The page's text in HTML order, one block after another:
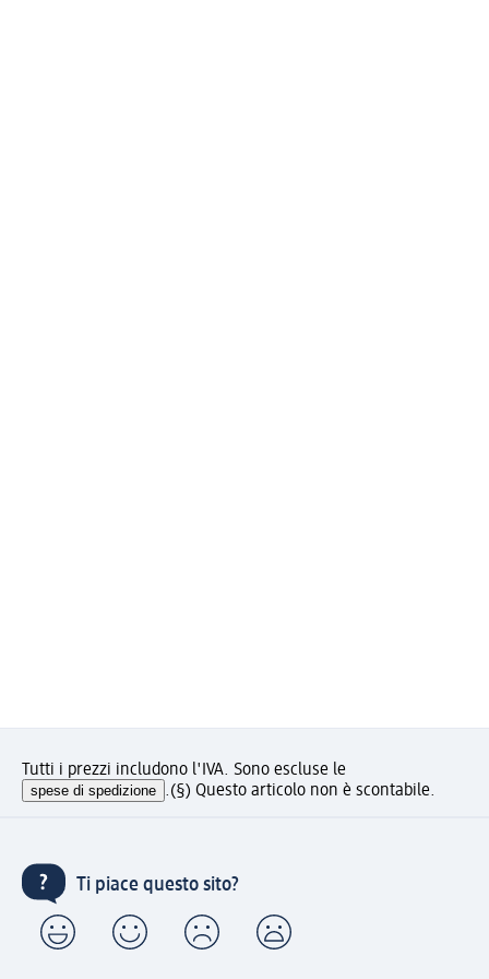
Tutti i prezzi includono l'IVA. Sono escluse le
spese di spedizione .(§) Questo articolo non è scontabile.
Ti piace questo sito?